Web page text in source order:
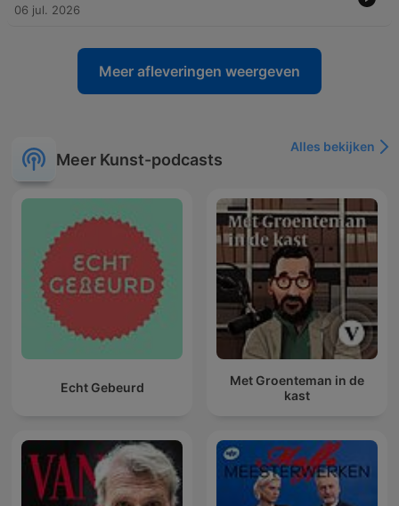
06 jul. 2026
Meer afleveringen weergeven
Meer Kunst-podcasts
Alles bekijken
Echt Gebeurd
Met Groenteman in de
kast